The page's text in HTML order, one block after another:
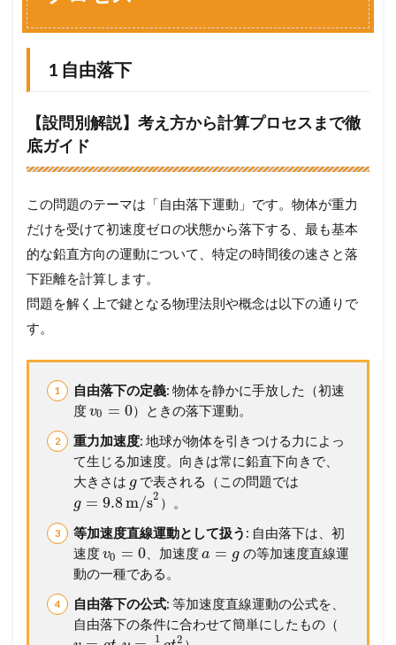
1.1 1
由
落
下
1.2 2
投
下
ろ
1.3 3
鉛
直
上
1.4 4
鉛
直
投
げ
上
げ
（
最
高
点
2
1 自由落下
【設問別解説】考え方から計算プロセスまで徹
底ガイド
この問題のテーマは「自由落下運動」です。物体が重力
だけを受けて初速度ゼロの状態から落下する、最も基本
的な鉛直方向の運動について、特定の時間後の速さと落
下距離を計算します。
問題を解く上で鍵となる物理法則や概念は以下の通りで
す。
自由落下の定義: 物体を静かに手放した（初速
度v0 = 0）ときの落下運動。
重力加速度: 地球が物体を引きつける力によっ
て生じる加速度。向きは常に鉛直下向きで、
大きさは g で表される（この問題では
g = 9.8m/s2 ）。
等加速度直線運動として扱う : 自由落下は、初
速度v0 = 0 、加速度a = g の等加速度直線運
動の一種である。
自由落下の公式: 等加速度直線運動の公式を、
自由落下の条件に合わせて簡単にしたもの（
1
2